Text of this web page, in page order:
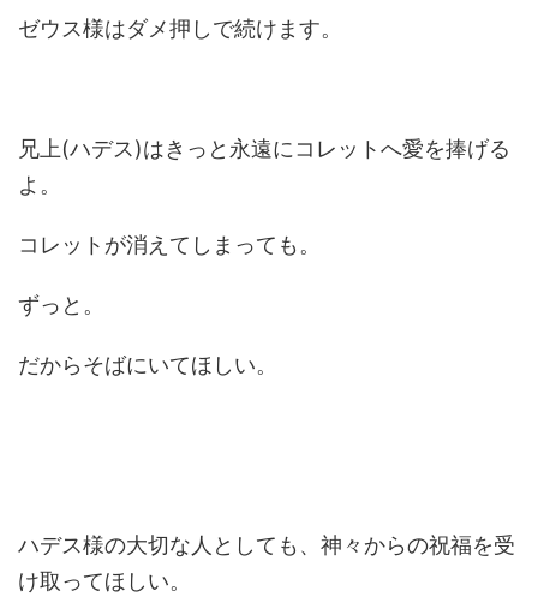
ゼウス様はダメ押しで続けます。
兄上(ハデス)はきっと永遠にコレットへ愛を捧げる
よ。
コレットが消えてしまっても。
ずっと。
だからそばにいてほしい。
ハデス様の大切な人としても、神々からの祝福を受
け取ってほしい。